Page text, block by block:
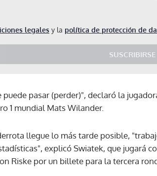
legales y la política de protección de
SUSCRIBIRSE
puede pasar (perder)", declaró la
1 mundial Mats Wilander.
llegue lo más tarde posible,
explicó Swiatek, que jugará
Riske por un billete para la tercera